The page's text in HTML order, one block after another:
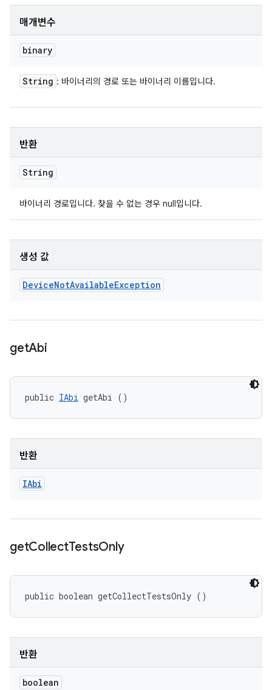
매개변수
binary
String : 바이너리의 경로 또는 바이너리 이름입니다.
반환
String
바이너리 경로입니다. 찾을 수 없는 경우 null입니다.
생성 값
DeviceNotAvailableException
getAbi
public IAbi getAbi ()
반환
IAbi
getCollectTestsOnly
public boolean getCollectTestsOnly ()
반환
boolean